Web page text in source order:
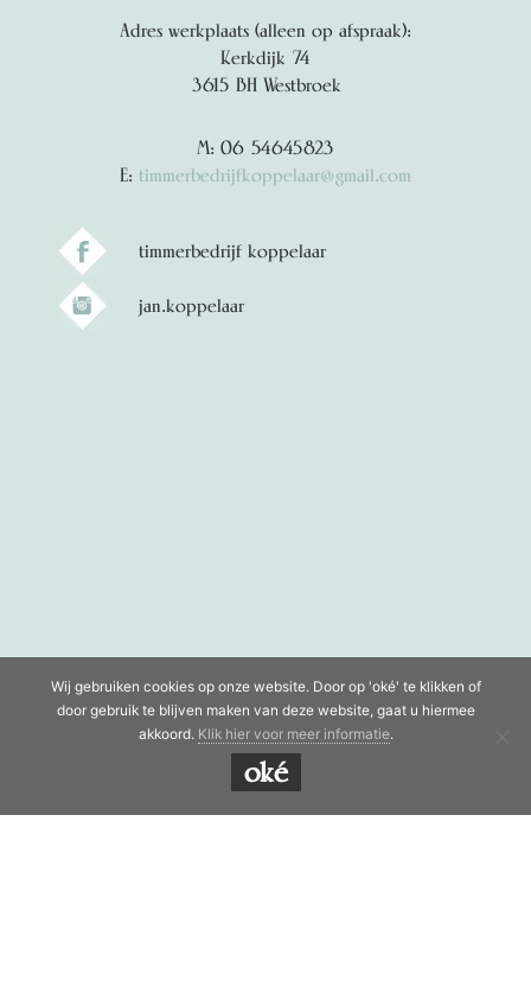
Adres werkplaats (alleen op afspraak):
Kerkdijk 74
3615 BH Westbroek
M: 06 54645823
E: timmerbedrijfkoppelaar@gmail.com
timmerbedrijf koppelaar
jan.koppelaar
Wij gebruiken cookies op onze website. Door op 'oké' te klikken of
door gebruik te blijven maken van deze website, gaat u hiermee
akkoord. Klik hier voor meer informatie.
oké